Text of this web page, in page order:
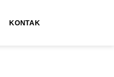
KONTAK